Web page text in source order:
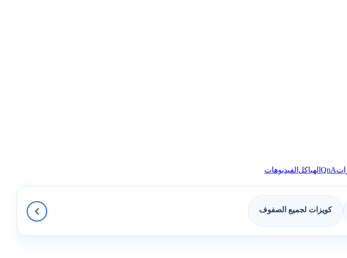
QnA الهياكل الفيديوهات
كويزات لجميع الصفوف